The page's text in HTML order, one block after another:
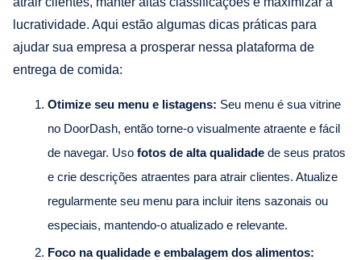
lucratividade. Aqui estão algumas dicas práticas para
ajudar sua empresa a prosperar nessa plataforma de
entrega de comida:
Otimize seu menu e listagens: Seu menu é sua vitrine
no DoorDash, então torne-o visualmente atraente e fácil
de navegar. Usofotos de alta qualidade de seus pratos
e crie descrições atraentes para atrair clientes. Atualize
regularmente seu menu para incluir itens sazonais ou
especiais, mantendo-o atualizado e relevante.
Foco na qualidade e embalagem dos alimentos: